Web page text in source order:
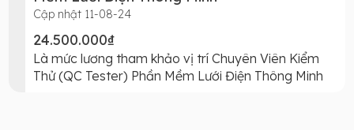
Cập nhật 11-08-24
24.500.000₫
Là mức lương tham khảo vị trí Chuyên Viên Kiểm
Thử (QC Tester) Phần Mềm Lưới Điện Thông Minh